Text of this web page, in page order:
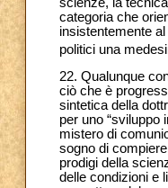
categoria che
insistentemente
politici una
22. Qualunque
ciò che è
sintetica della
per uno “sviluppo
mistero di
sogno di
prodigi della
delle condizioni e